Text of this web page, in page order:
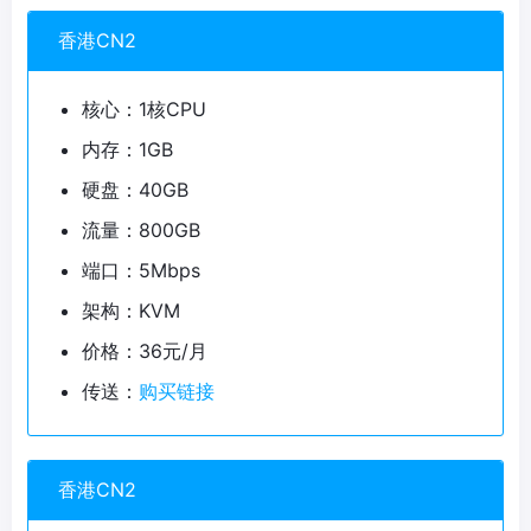
香港CN2
核心：1核CPU
内存：1GB
硬盘：40GB
流量：800GB
端口：5Mbps
架构：KVM
价格：36元/月
传送： 购买链接
香港CN2